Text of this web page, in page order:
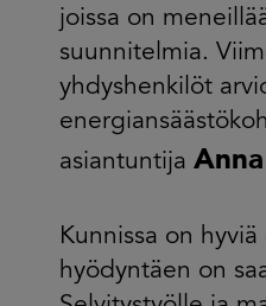
joissa on
suunnitelmia.
yhdyshenkilöt
asiantuntija
Kunnissa on
hyödyntäen on